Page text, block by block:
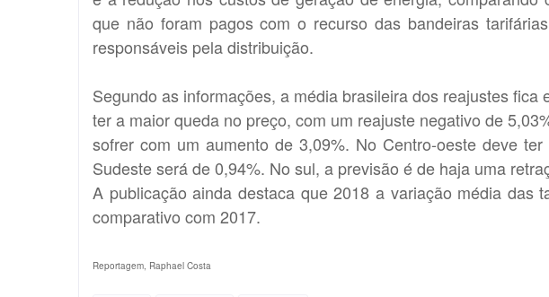
que não foram pagos com o recurso das bandeiras
responsáveis pela distribuição.
Segundo as informações, a média brasileira dos reajustes
ter a maior queda no preço, com um reajuste negativo de
sofrer com um aumento de 3,09%. No Centro-oeste deve
Sudeste será de 0,94%. No sul, a previsão é de haja uma
A publicação ainda destaca que 2018 a variação média das
comparativo com 2017.
Reportagem, Raphael Costa